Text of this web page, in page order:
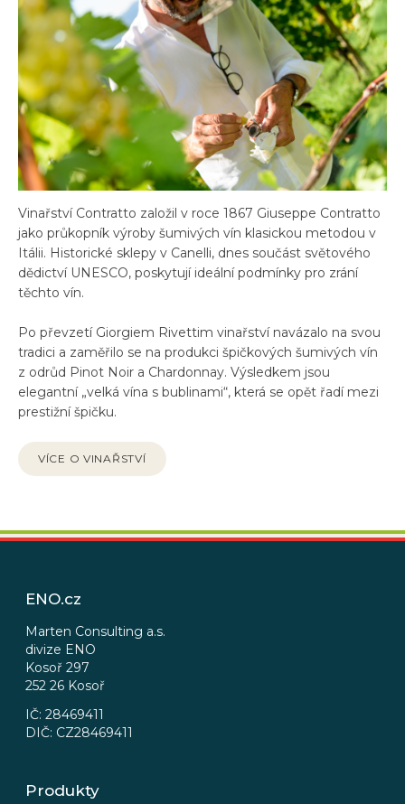
Vinařství Contratto založil v roce 1867 Giuseppe Contratto
jako průkopník výroby šumivých vín klasickou metodou v
Itálii. Historické sklepy v Canelli, dnes součást světového
dědictví UNESCO, poskytují ideální podmínky pro zrání
těchto vín.
Po převzetí Giorgiem Rivettim vinařství navázalo na svou
tradici a zaměřilo se na produkci špičkových šumivých vín
z odrůd Pinot Noir a Chardonnay. Výsledkem jsou
elegantní „velká vína s bublinami“, která se opět řadí mezi
prestižní špičku.
VÍCE O VINAŘSTVÍ
Z
ENO.cz
Marten Consulting a.s.
divize ENO
Kosoř 297
252 26 Kosoř
IČ: 28469411
DIČ: CZ28469411
Produkty